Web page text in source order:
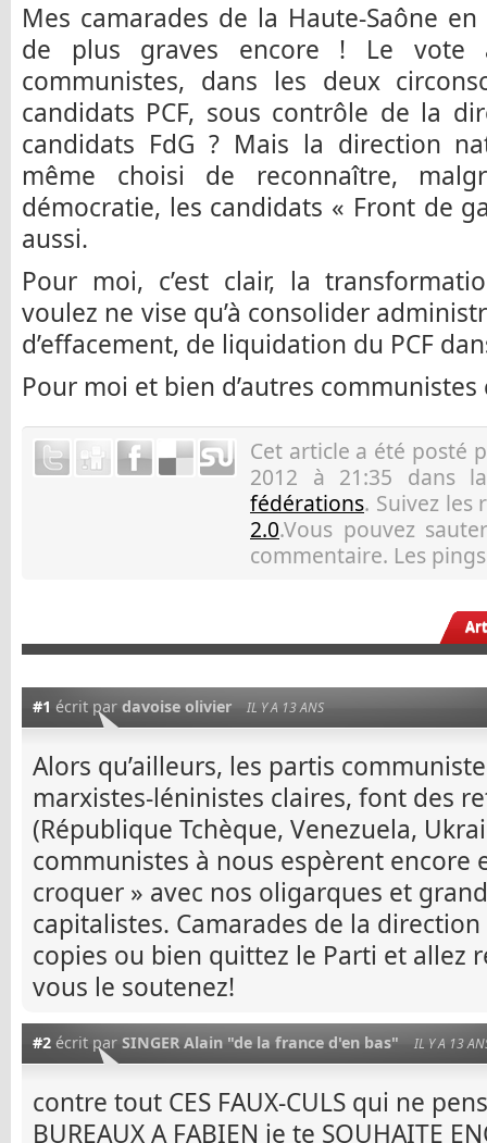
Mes camarades de la Haute-Saône
de plus graves encore ! Le
communistes, dans les deux
candidats PCF, sous contrôle de la
candidats FdG ? Mais la direction
même choisi de reconnaître,
démocratie, les candidats « Front de
aussi.
Pour moi, c’est clair, la
voulez ne vise qu’à consolider
d’effacement, de liquidation du PCF
Pour moi et bien d’autres communistes
Cet article a été posté
2012 à 21:35 dans
fédérations. Suivez les
2.0.Vous pouvez
commentaire. Les
#1 écrit par davoise olivier IL Y A 13 ANS
Alors qu’ailleurs, les partis
marxistes-léninistes claires, font des
(République Tchèque, Venezuela,
communistes à nous espèrent encore
croquer » avec nos oligarques et
capitalistes. Camarades de la direction
copies ou bien quittez le Parti et allez
vous le soutenez!
#2 écrit par SINGER Alain "de la france d'en bas" IL Y A 13
contre tout CES FAUX-CULS qui ne
BUREAUX A FABIEN je te SOUHAITE